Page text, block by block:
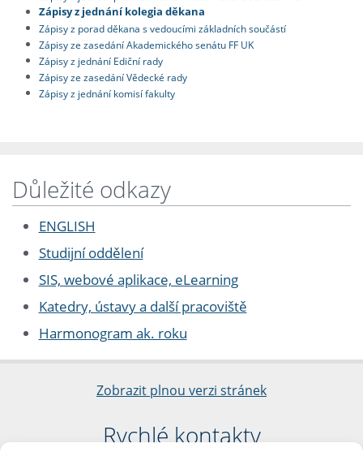
Zápisy z jednání kolegia děkana
Zápisy z porad děkana s vedoucími základních součástí
Zápisy ze zasedání Akademického senátu FF UK
Zápisy z jednání Ediční rady
Zápisy ze zasedání Vědecké rady
Zápisy z jednání komisí fakulty
Důležité odkazy
ENGLISH
Studijní oddělení
SIS, webové aplikace, eLearning
Katedry, ústavy a další pracoviště
Harmonogram ak. roku
Zobrazit plnou verzi stránek
Rychlé kontakty